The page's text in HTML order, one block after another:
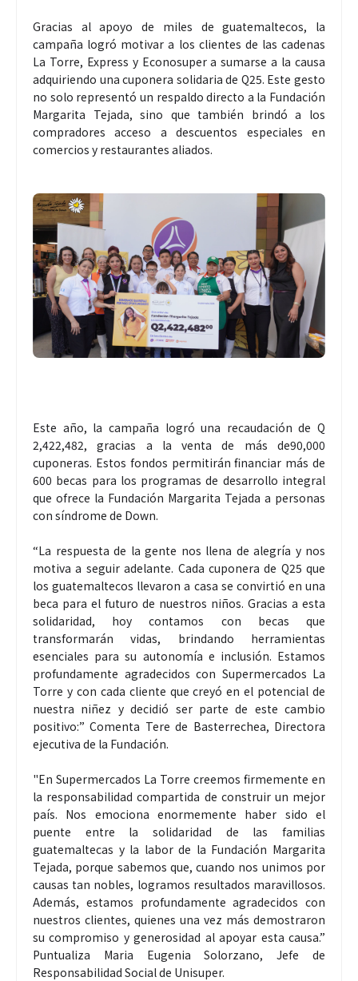
Gracias al apoyo de miles de guatemaltecos, la
campaña logró motivar a los clientes de las cadenas
La Torre, Express y Econosuper a sumarse a la causa
adquiriendo una cuponera solidaria de Q25. Este gesto
no solo representó un respaldo directo a la Fundación
Margarita Tejada, sino que también brindó a los
compradores acceso a descuentos especiales en
comercios y restaurantes aliados.
Este año, la campaña logró una recaudación de Q
2,422,482, gracias a la venta de más de90,000
cuponeras. Estos fondos permitirán financiar más de
600 becas para los programas de desarrollo integral
que ofrece la Fundación Margarita Tejada a personas
con síndrome de Down.
“La respuesta de la gente nos llena de alegría y nos
motiva a seguir adelante. Cada cuponera de Q25 que
los guatemaltecos llevaron a casa se convirtió en una
beca para el futuro de nuestros niños. Gracias a esta
solidaridad, hoy contamos con becas que
transformarán vidas, brindando herramientas
esenciales para su autonomía e inclusión. Estamos
profundamente agradecidos con Supermercados La
Torre y con cada cliente que creyó en el potencial de
nuestra niñez y decidió ser parte de este cambio
positivo:” Comenta Tere de Basterrechea, Directora
ejecutiva de la Fundación.
"En Supermercados La Torre creemos firmemente en
la responsabilidad compartida de construir un mejor
país. Nos emociona enormemente haber sido el
puente entre la solidaridad de las familias
guatemaltecas y la labor de la Fundación Margarita
Tejada, porque sabemos que, cuando nos unimos por
causas tan nobles, logramos resultados maravillosos.
Además, estamos profundamente agradecidos con
nuestros clientes, quienes una vez más demostraron
su compromiso y generosidad al apoyar esta causa.”
Puntualiza Maria Eugenia Solorzano, Jefe de
Responsabilidad Social de Unisuper.